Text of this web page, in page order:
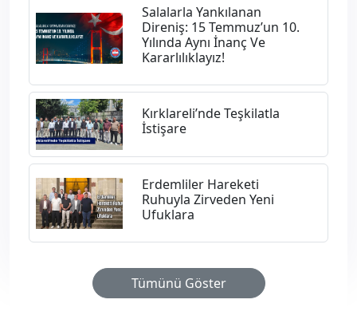
Salalarla Yankılanan
Direniş: 15 Temmuz’un 10.
Yılında Aynı İnanç Ve
Kararlılıklayız!
Kırklareli’nde Teşkilatla
İstişare
Erdemliler Hareketi
Ruhuyla Zirveden Yeni
Ufuklara
Tümünü Göster